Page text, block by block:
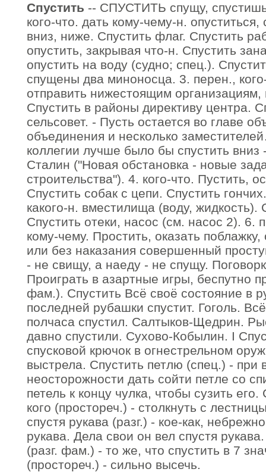
Спустить -- СПУСТИТЬ спущу,
кого-что. дать кому-чему-н.
вниз, ниже. Спустить флаг. Спустить
опустить, закрывая что-н. Спустить
опустить на воду (судно; спец.).
спущены два миноносца. 3. перен.,
отправить нижестоящим
Спустить в районы директиву центра.
сельсовет. - Пусть остается во главе
объединения и несколько
коллегии лучше было бы спустить
Сталин ("Новая обстановка - новые
строительства"). 4. кого-что. Пустить,
Спустить собак с цепи. Спустить
какого-н. вместилища (воду, жидкость).
Спустить отеки, насос (см. насос 2). 6.
кому-чему. Простить, оказать
или без наказания совершенный
- не свищу, а наеду - не спущу.
Проиграть в азартные игры, беспутно
фам.). Спустить Всё своё состояние в
последней рубашки спустит. Гоголь.
полчаса спустил. Салтыков-Щедрин.
давно спустили. Сухово-Кобылин. І
спусковой крючок в огнестрельном
выстрела. Спустить петлю (спец.) - при
неосторожности дать сойти петле со
петель к концу чулка, чтобы сузить
кого (простореч.) - столкнуть с
спустя рукава (разг.) - кое-как,
рукава. Дела свои он вел спустя
(разг. фам.) - то же, что спустить в 7
(простореч.) - сильно высечь.